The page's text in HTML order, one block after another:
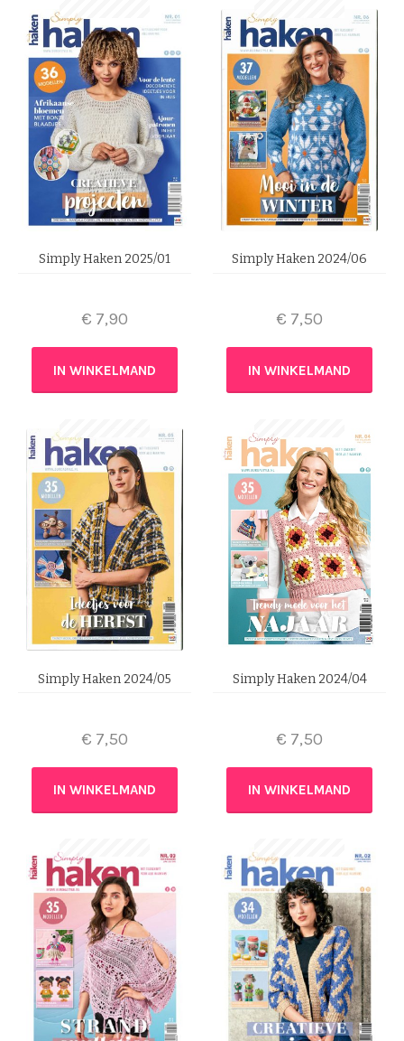
Simply Haken 2025/01
€ 7,90
IN WINKELMAND
Simply Haken 2024/06
€ 7,50
IN WINKELMAND
Simply Haken 2024/05
€ 7,50
IN WINKELMAND
Simply Haken 2024/04
€ 7,50
IN WINKELMAND